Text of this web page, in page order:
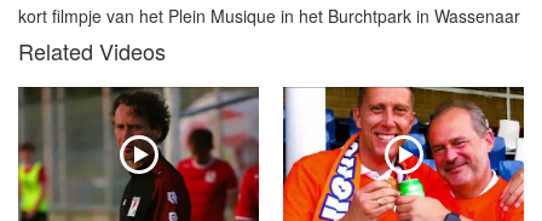
kort filmpje van het Plein Musique in het Burchtpark in Wassenaar
Related Videos